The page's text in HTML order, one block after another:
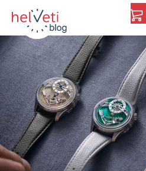
Přeskočit
obsah